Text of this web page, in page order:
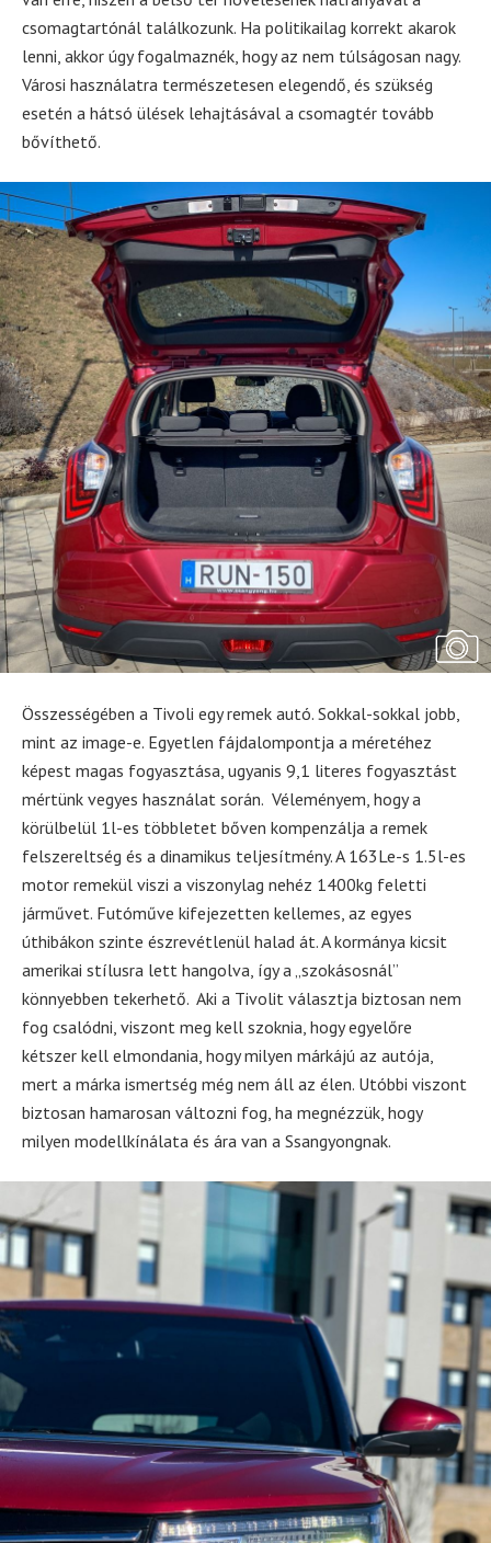
csomagtartónál találkozunk. Ha politikailag korrekt akarok
lenni, akkor úgy fogalmaznék, hogy az nem túlságosan nagy.
Városi használatra természetesen elegendő, és szükség
esetén a hátsó ülések lehajtásával a csomagtér tovább
bővíthető.
Összességében a Tivoli egy remek autó. Sokkal-sokkal jobb,
mint az image-e. Egyetlen fájdalompontja a méretéhez
képest magas fogyasztása, ugyanis 9,1 literes fogyasztást
mértünk vegyes használat során. Véleményem, hogy a
körülbelül 1l-es többletet bőven kompenzálja a remek
felszereltség és a dinamikus teljesítmény. A 163Le-s 1.5l-es
motor remekül viszi a viszonylag nehéz 1400kg feletti
járművet. Futóműve kifejezetten kellemes, az egyes
úthibákon szinte észrevétlenül halad át. A kormánya kicsit
amerikai stílusra lett hangolva, így a „szokásosnál”
könnyebben tekerhető. Aki a Tivolit választja biztosan nem
fog csalódni, viszont meg kell szoknia, hogy egyelőre
kétszer kell elmondania, hogy milyen márkájú az autója,
mert a márka ismertség még nem áll az élen. Utóbbi viszont
biztosan hamarosan változni fog, ha megnézzük, hogy
milyen modellkínálata és ára van a Ssangyongnak.